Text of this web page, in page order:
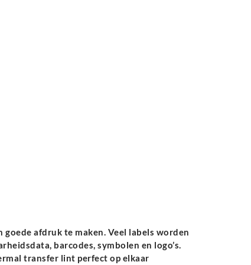
afdruk te maken. Veel labels worden
barcodes, symbolen en logo’s.
transfer lint perfect op elkaar